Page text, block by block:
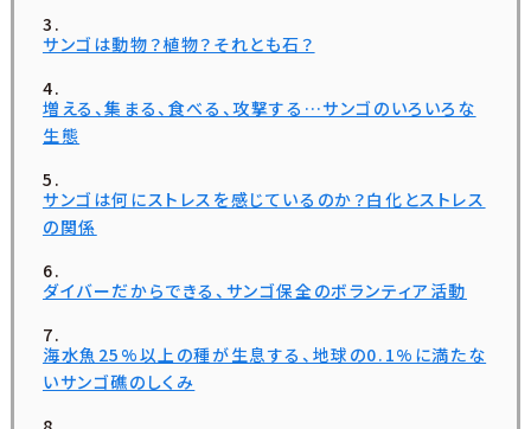
サンゴは動物？植物？それとも石？
増える、集まる、食べる、攻撃する…サンゴのいろいろな
生態
サンゴは何にストレスを感じているのか？白化とストレス
の関係
ダイバーだからできる、サンゴ保全のボランティア活動
海水魚25%以上の種が生息する、地球の0.1%に満たな
いサンゴ礁のしくみ